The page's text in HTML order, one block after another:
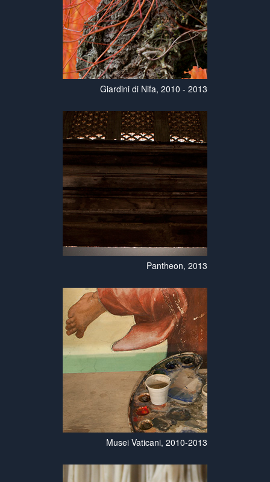
Giardini di Nifa, 2010 - 2013
Pantheon, 2013
Musei Vaticani, 2010-2013